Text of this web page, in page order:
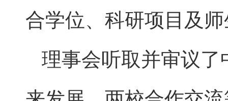
合学位、科研项目及
理事会听取并审议